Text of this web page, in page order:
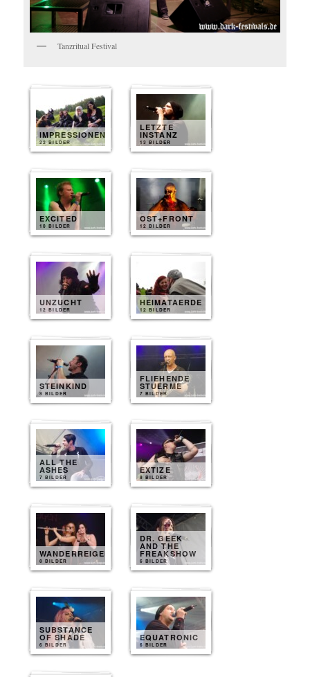
Tanzritual Festival
IMPRESSIONEN
22 BILDER
LETZTE
INSTANZ
13 BILDER
EXCITED
10 BILDER
OST+FRONT
12 BILDER
UNZUCHT
12 BILDER
HEIMATAERDE
12 BILDER
STEINKIND
8 BILDER
FLIEHENDE
STUERME
7 BILDER
ALL THE
ASHES
7 BILDER
EXTIZE
8 BILDER
WANDERREIGEN
8 BILDER
DR. GEEK
AND THE
FREAKSHOW
6 BILDER
SUBSTANCE
OF SHADE
6 BILDER
EQUATRONIC
6 BILDER